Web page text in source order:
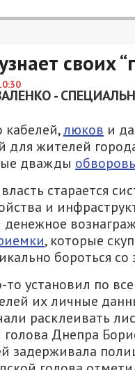
своих
-
кабелей,люков и
для жителей
дважды
власть старается
и
денежное
, которые
бороться
то установил по
их личные
расклеивать
голова Днепра
задерживала